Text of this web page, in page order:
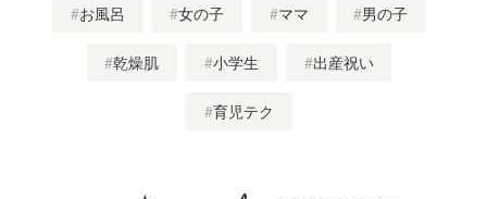
お風呂 女の子 ママ 男の子
乾燥肌 小学生 出産祝い
育児テク